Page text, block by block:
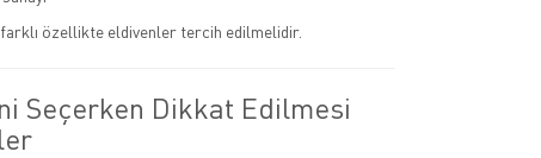
özellikte eldivenler tercih edilmelidir.
Seçerken Dikkat Edilmesi